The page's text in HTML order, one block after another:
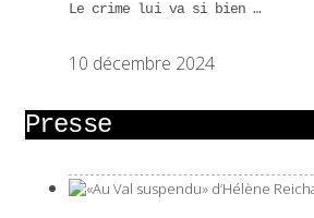
Le crime lui va si bien …
10 décembre 2024
Presse